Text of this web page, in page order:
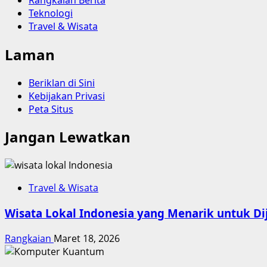
Teknologi
Travel & Wisata
Laman
Beriklan di Sini
Kebijakan Privasi
Peta Situs
Jangan Lewatkan
Travel & Wisata
Wisata Lokal Indonesia yang Menarik untuk
Rangkaian Maret 18, 2026